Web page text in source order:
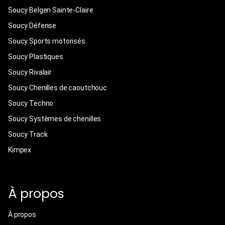
Soucy Belgen Sainte-Claire
Soucy Défense
Soucy Sports motorisés
Soucy Plastiques
Soucy Rivalair
Soucy Chenilles de caoutchouc
Soucy Techno
Soucy Systèmes de chenilles
Soucy Track
Kimpex
À propos
À propos